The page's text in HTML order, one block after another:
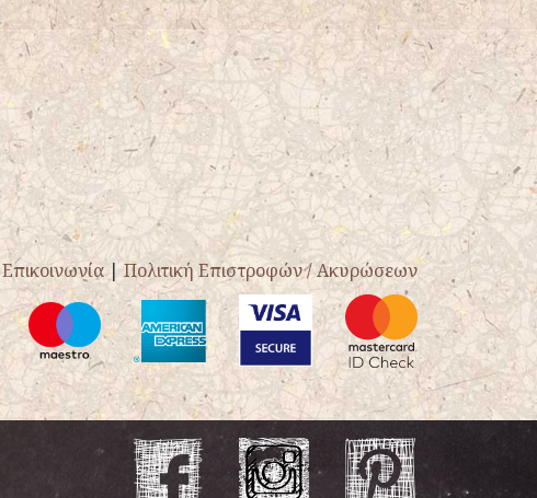
Επικοινωνία|Πολιτική Επιστροφών / Ακυρώσεων